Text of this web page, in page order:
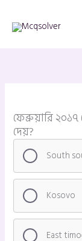
content
ফেব্রুয়ারি
দেয়?
South
Kosovo
East